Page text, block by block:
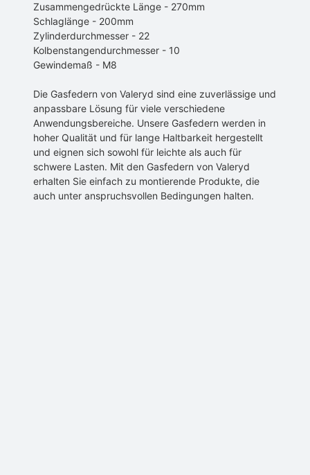
Zusammengedrückte Länge - 270mm
Schlaglänge - 200mm
Zylinderdurchmesser - 22
Kolbenstangendurchmesser - 10
Gewindemaß - M8
Die Gasfedern von Valeryd sind eine zuverlässige und
anpassbare Lösung für viele verschiedene
Anwendungsbereiche. Unsere Gasfedern werden in
hoher Qualität und für lange Haltbarkeit hergestellt
und eignen sich sowohl für leichte als auch für
schwere Lasten. Mit den Gasfedern von Valeryd
erhalten Sie einfach zu montierende Produkte, die
auch unter anspruchsvollen Bedingungen halten.